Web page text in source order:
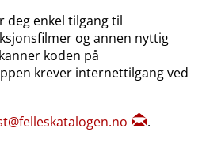
deg enkel tilgang til
og annen nyttig
koden på
krever internettilgang ved
.